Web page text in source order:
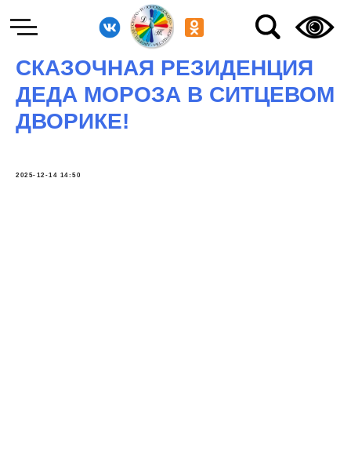
СКАЗОЧНАЯ РЕЗИДЕНЦИЯ
ДЕДА МОРОЗА В СИТЦЕВОМ
ДВОРИКЕ!
2025-12-14 14:50